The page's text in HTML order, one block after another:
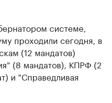
системе,
проходили сегодня, в
(12 мандатов)
(8 мандатов), КПРФ (2
и "Справедливая